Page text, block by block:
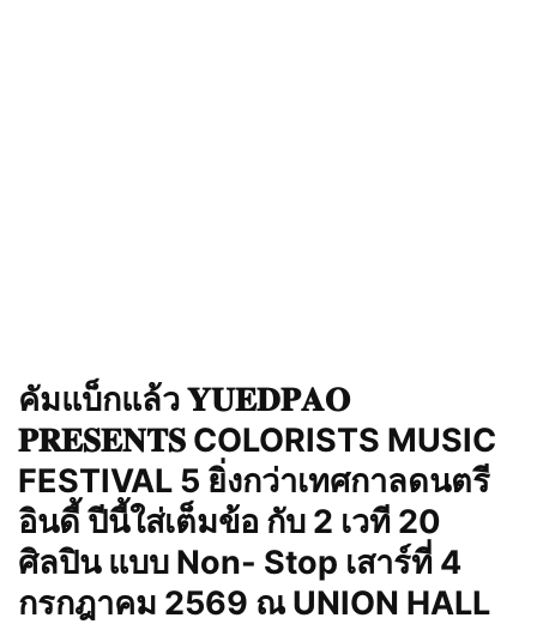
คัมแบ็กแล้ว 𝐘𝐔𝐄𝐃𝐏𝐀𝐎
𝐏𝐑𝐄𝐒𝐄𝐍𝐓𝐒 COLORISTS MUSIC
FESTIVAL 5 ยิ่งกว่าเทศกาลดนตรี
อินดี้ ปีนี้ใส่เต็มข้อ กับ 2 เวที 20
ศิลปิน แบบ Non- Stop เสาร์ที่ 4
กรกฎาคม 2569 ณ UNION HALL